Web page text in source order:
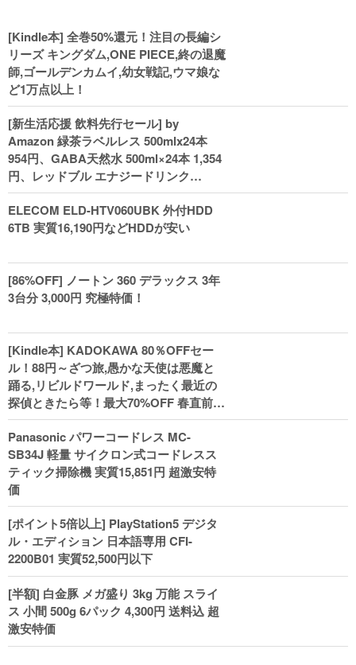
[Kindle本] 全巻50%還元！注目の長編シ
リーズ キングダム,ONE PIECE,終の退魔
師,ゴールデンカムイ,幼女戦記,ウマ娘な
ど1万点以上！
[新生活応援 飲料先行セール] by
Amazon 緑茶ラベルレス 500mlx24本
954円、GABA天然水 500ml×24本 1,354
円、レッドブル エナジードリンク
250mlx24本 3,412円、い･ろ･は･す 2L×8
本 846円など飲料セール
ELECOM ELD-HTV060UBK 外付HDD
6TB 実質16,190円などHDDが安い
[86%OFF] ノートン 360 デラックス 3年
3台分 3,000円 究極特価！
[Kindle本] KADOKAWA 80％OFFセー
ル！88円～ざつ旅,愚かな天使は悪魔と
踊る,リビルドワールド,まったく最近の
探偵ときたら等！最大70%OFF 春直前大
セール開始、実用本・小説などがセー
ル！
Panasonic パワーコードレス MC-
SB34J 軽量 サイクロン式コードレスス
ティック掃除機 実質15,851円 超激安特
価
[ポイント5倍以上] PlayStation5 デジタ
ル・エディション 日本語専用 CFI-
2200B01 実質52,500円以下
[半額] 白金豚 メガ盛り 3kg 万能 スライ
ス 小間 500g 6パック 4,300円 送料込 超
激安特価